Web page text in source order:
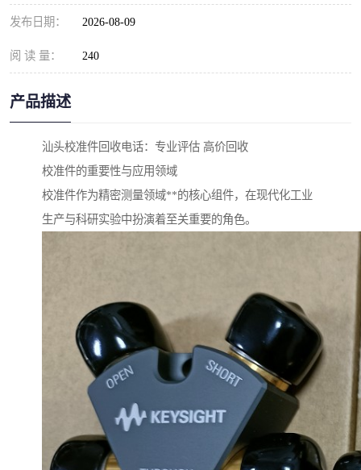
发布日期： 2026-08-09
阅 读 量： 240
产品描述
汕头校准件回收电话：专业评估 高价回收
校准件的重要性与应用领域
校准件作为精密测量领域**的核心组件，在现代化工业
生产与科研实验中扮演着至关重要的角色。